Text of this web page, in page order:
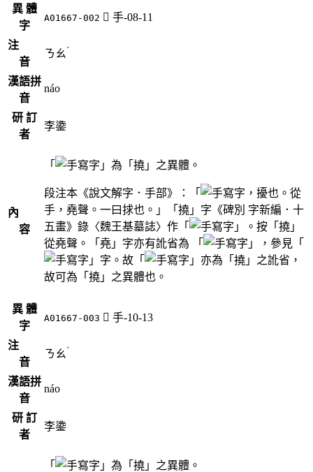
異 體
字
A01667-002 󲕯 手-08-11
注
音
ㄋㄠ ˊ
漢語拼
音
náo
研 訂
者
李鍌
內
容
「 」為「撓」之異體。
段注本《說文解字．手部》：「
，擾也。從
手，堯聲。一曰捄也。」「撓」字《碑別 字新編．十
五畫》錄〈魏王基墓誌〉作「
」。按「撓」
從堯聲。「堯」字亦有訛省為 「
」，參見「
」字。故「
」亦為「撓」之訛省，
故可為「撓」之異體也。
異 體
字
A01667-003 󲕰 手-10-13
注
音
ㄋㄠ ˊ
漢語拼
音
náo
研 訂
者
李鍌
「 」為「撓」之異體。